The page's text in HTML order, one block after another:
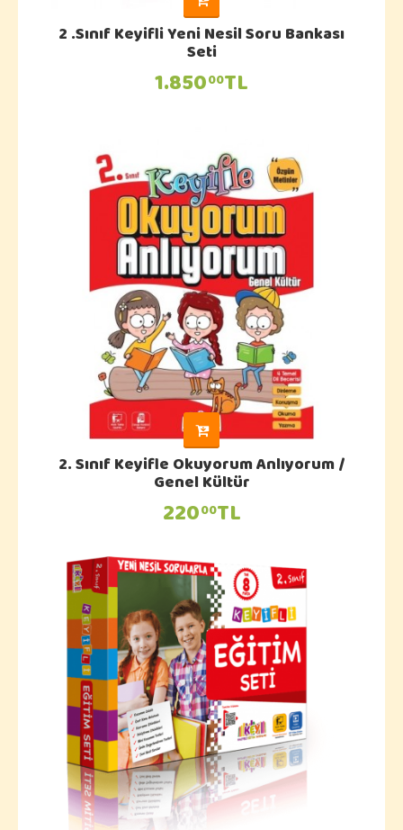
2 .Sınıf Keyifli Yeni Nesil Soru Bankası
Seti
1.85000TL
2. Sınıf Keyifle Okuyorum Anlıyorum /
Genel Kültür
22000TL